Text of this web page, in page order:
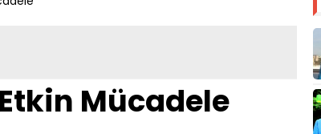
Mücadele